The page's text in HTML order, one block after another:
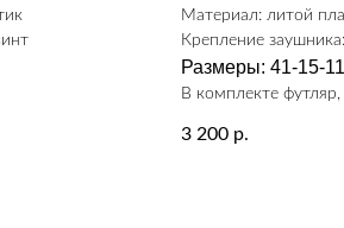
Материал: литой
Крепление
Размеры: 41-15-
В комплекте
3 200 р.